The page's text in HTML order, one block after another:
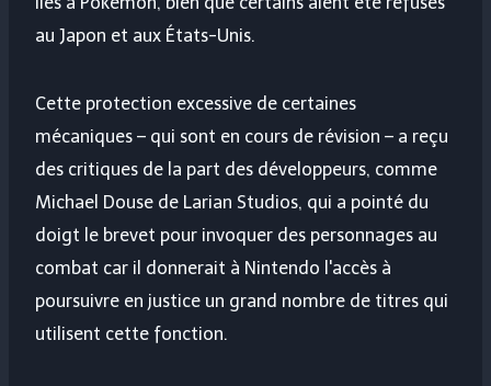
au Japon et aux États-Unis.
Cette protection excessive de certaines
mécaniques – qui sont en cours de révision – a reçu
des critiques de la part des développeurs, comme
Michael Douse de Larian Studios, qui a pointé du
doigt le brevet pour invoquer des personnages au
combat car il donnerait à Nintendo l'accès à
poursuivre en justice un grand nombre de titres qui
utilisent cette fonction.